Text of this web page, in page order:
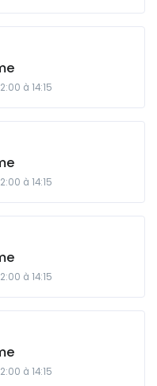
à 14:15
à 14:15
à 14:15
à 14:15